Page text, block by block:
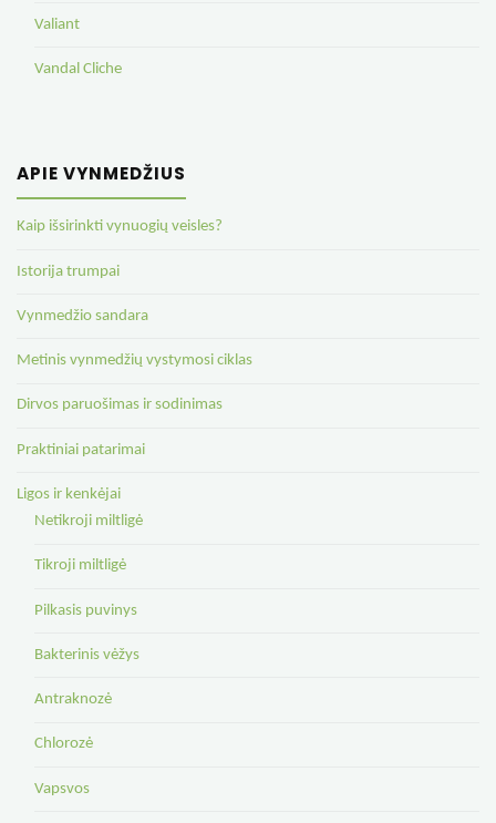
Valiant
Vandal Cliche
APIE VYNMEDŽIUS
Kaip išsirinkti vynuogių veisles?
Istorija trumpai
Vynmedžio sandara
Metinis vynmedžių vystymosi ciklas
Dirvos paruošimas ir sodinimas
Praktiniai patarimai
Ligos ir kenkėjai
Netikroji miltligė
Tikroji miltligė
Pilkasis puvinys
Bakterinis vėžys
Antraknozė
Chlorozė
Vapsvos